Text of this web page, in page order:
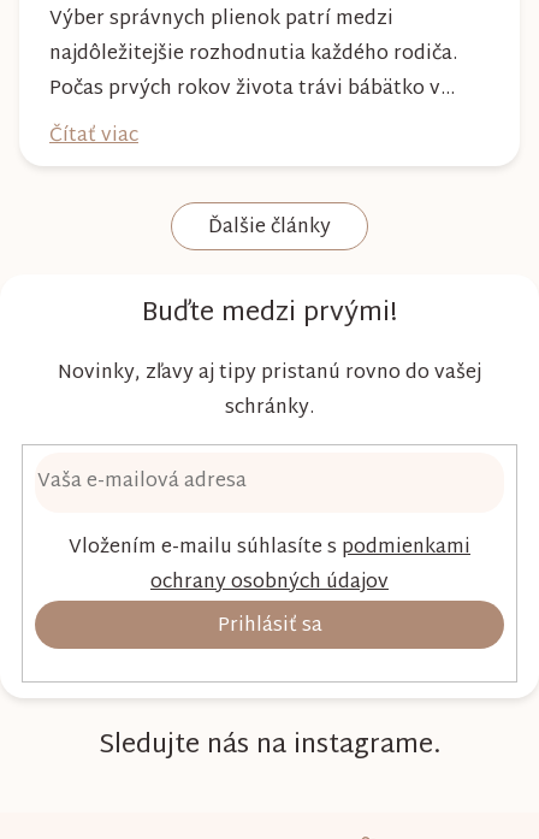
Výber správnych plienok patrí medzi
najdôležitejšie rozhodnutia každého rodiča.
Počas prvých rokov života trávi bábätko v
plienke väčšinu dňa, preto by mala poskytovať
nielen spoľahlivú ochranu, ale aj maximálny
komfort a šetrnosť k citlivej pokožke. Plienky
Kim & Kimmy boli vyvinuté s dôrazom na
Čítať viac
Ďalšie články
Buďte medzi prvými!
Novinky, zľavy aj tipy pristanú rovno do vašej
schránky.
Vložením e-mailu súhlasíte s podmienkami
ochrany osobných údajov
Prihlásiť sa
Sledujte nás na instagrame.